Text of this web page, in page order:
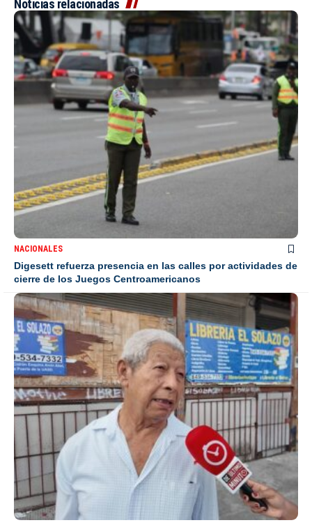
Noticias relacionadas
NACIONALES
Digesett refuerza presencia en las calles por actividades de
cierre de los Juegos Centroamericanos